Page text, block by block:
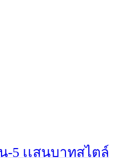
-5 เเสนบาทสไตล์